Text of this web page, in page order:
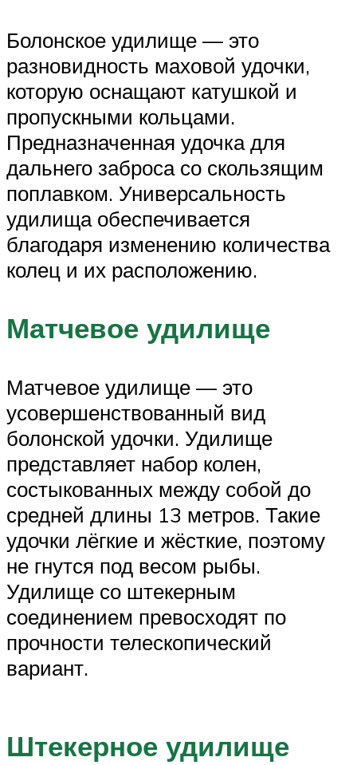
Болонское удилище — это
разновидность маховой удочки,
которую оснащают катушкой и
пропускными кольцами.
Предназначенная удочка для
дальнего заброса со скользящим
поплавком. Универсальность
удилища обеспечивается
благодаря изменению количества
колец и их расположению.
Матчевое удилище
Матчевое удилище — это
усовершенствованный вид
болонской удочки. Удилище
представляет набор колен,
состыкованных между собой до
средней длины 13 метров. Такие
удочки лёгкие и жёсткие, поэтому
не гнутся под весом рыбы.
Удилище со штекерным
соединением превосходят по
прочности телескопический
вариант.
Штекерное удилище